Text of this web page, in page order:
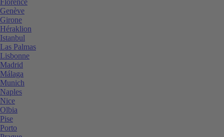
Genève
Girone
Héraklion
Istanbul
Las Palmas
Lisbonne
Madrid
Málaga
Munich
Naples
Nice
Olbia
Pise
Porto